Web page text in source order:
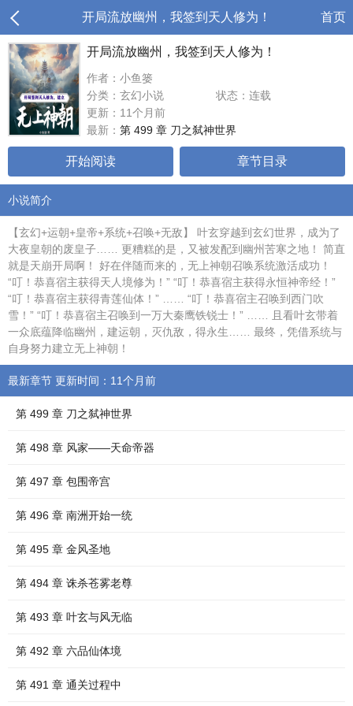
开局流放幽州，我签到天人修为！ 首页
开局流放幽州，我签到天人修为！
作者：小鱼篓
分类：玄幻小说
状态：连载
更新：11个月前
最新： 第 499 章 刀之弑神世界
开始阅读 章节目录
小说简介
【玄幻+运朝+皇帝+系统+召唤+无敌】 叶玄穿越到玄幻世界，成为了
大夜皇朝的废皇子…… 更糟糕的是，又被发配到幽州苦寒之地！ 简直
就是天崩开局啊！ 好在伴随而来的，无上神朝召唤系统激活成功！
“叮！恭喜宿主获得天人境修为！” “叮！恭喜宿主获得永恒神帝经！”
“叮！恭喜宿主获得青莲仙体！” …… “叮！恭喜宿主召唤到西门吹
雪！” “叮！恭喜宿主召唤到一万大秦鹰铁锐士！” …… 且看叶玄带着
一众底蕴降临幽州，建运朝，灭仇敌，得永生…… 最终，凭借系统与
自身努力建立无上神朝！
最新章节 更新时间：11个月前
第 499 章 刀之弑神世界
第 498 章 风家——天命帝器
第 497 章 包围帝宫
第 496 章 南洲开始一统
第 495 章 金风圣地
第 494 章 诛杀苍雾老尊
第 493 章 叶玄与风无临
第 492 章 六品仙体境
第 491 章 通关过程中